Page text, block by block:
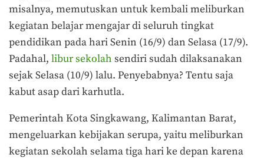
misalnya, memutuskan untuk kembali meliburkan
kegiatan belajar mengajar di seluruh tingkat
pendidikan pada hari Senin (16/9) dan Selasa (17/9).
Padahal, libur sekolah sendiri sudah dilaksanakan
sejak Selasa (10/9) lalu. Penyebabnya? Tentu saja
kabut asap dari karhutla.
Pemerintah Kota Singkawang, Kalimantan Barat,
mengeluarkan kebijakan serupa, yaitu meliburkan
kegiatan sekolah selama tiga hari ke depan karena